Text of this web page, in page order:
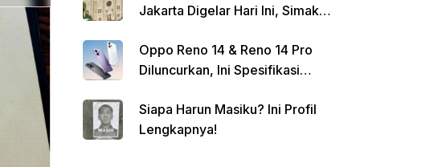
Jakarta Digelar Hari Ini, Simak
Oppo Reno 14 & Reno 14 Pro
Diluncurkan, Ini Spesifikasi
Siapa Harun Masiku? Ini Profil
Lengkapnya!